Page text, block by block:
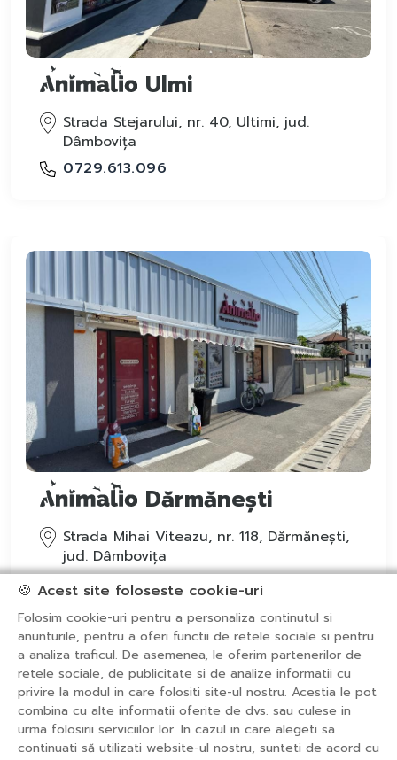
Ulmi
Strada Stejarului, nr. 40, Ultimi, jud.
Dâmbovița
0729.613.096
Dărmănești
Strada Mihai Viteazu, nr. 118, Dărmănești,
jud. Dâmbovița
0729.613.096
Despre noi
Produse
Magazine
Shop Online
Contact
🍪 Acest site foloseste cookie-uri
Folosim cookie-uri pentru a personaliza continutul si
anunturile, pentru a oferi functii de retele sociale si pentru
a analiza traficul. De asemenea, le oferim partenerilor de
retele sociale, de publicitate si de analize informatii cu
privire la modul in care folositi site-ul nostru. Acestia le pot
combina cu alte informatii oferite de dvs. sau culese in
urma folosirii serviciilor lor. In cazul in care alegeti sa
continuati să utilizati website-ul nostru, sunteti de acord cu